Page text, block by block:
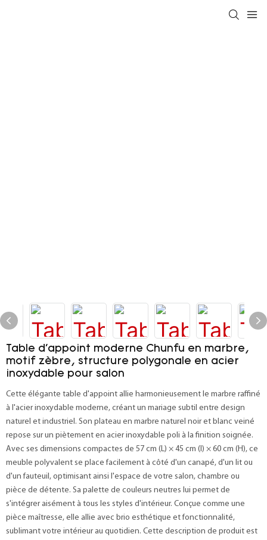
Table d'appoint moderne Chunfu en marbre,
motif zèbre, structure polygonale en acier
inoxydable pour salon
Cette élégante table d'appoint allie harmonieusement le marbre raffiné
à l'acier inoxydable moderne, créant un mariage subtil entre design
naturel et industriel. Son plateau en marbre naturel noir et blanc veiné
repose sur un piètement en acier inoxydable poli à la finition soignée.
Avec ses dimensions compactes de 57 cm (L) × 45 cm (l) × 60 cm (H), ce
meuble polyvalent se place facilement à côté d'un canapé, d'un lit ou
d'un fauteuil, optimisant ainsi l'espace de votre salon, chambre ou
pièce de détente. Sa palette de couleurs neutres lui permet de
s'intégrer aisément à tous les styles d'intérieur. Conçue comme une
pièce maîtresse, elle allie avec brio esthétique et fonctionnalité,
sublimant votre intérieur au quotidien. Cette description de produit est